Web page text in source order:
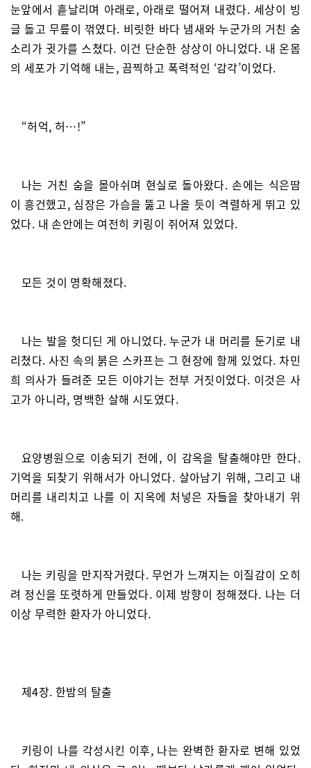
눈앞에서 흩날리며 아래로, 아래로 떨어져 내렸다. 세상이 빙
글 돌고 무릎이 꺾였다. 비릿한 바다 냄새와 누군가의 거친 숨
소리가 귓가를 스쳤다. 이건 단순한 상상이 아니었다. 내 온몸
의 세포가 기억해 내는, 끔찍하고 폭력적인 ‘감각’이었다.
“허억, 허…!”
나는 거친 숨을 몰아쉬며 현실로 돌아왔다. 손에는 식은땀
이 흥건했고, 심장은 가슴을 뚫고 나올 듯이 격렬하게 뛰고 있
었다. 내 손안에는 여전히 키링이 쥐어져 있었다.
모든 것이 명확해졌다.
나는 발을 헛디딘 게 아니었다. 누군가 내 머리를 둔기로 내
리쳤다. 사진 속의 붉은 스카프는 그 현장에 함께 있었다. 차민
희 의사가 들려준 모든 이야기는 전부 거짓이었다. 이것은 사
고가 아니라, 명백한 살해 시도였다.
요양병원으로 이송되기 전에, 이 감옥을 탈출해야만 한다.
기억을 되찾기 위해서가 아니었다. 살아남기 위해, 그리고 내
머리를 내리치고 나를 이 지옥에 처넣은 자들을 찾아내기 위
해.
나는 키링을 만지작거렸다. 무언가 느껴지는 이질감이 오히
려 정신을 또렷하게 만들었다. 이제 방향이 정해졌다. 나는 더
이상 무력한 환자가 아니었다.
제4장. 한밤의 탈출
키링이 나를 각성시킨 이후, 나는 완벽한 환자로 변해 있었